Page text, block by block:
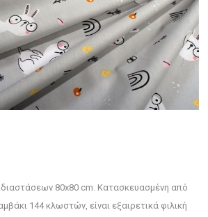
80x80 cm. Κατασκευασμένη από
144 κλωστών, είναι εξαιρετικά φιλική